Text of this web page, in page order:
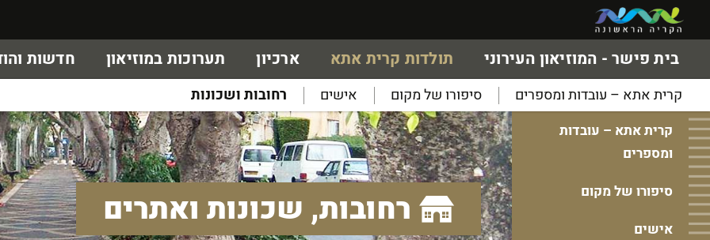
בית פישר - המוזיאון העירוני תולדות קרית אתא
קרית אתא – עובדות ומספרים סיפורו של מקום אישים רחובות ושכונות
ארכיון תערוכות במוזיאון חדשות
קרית אתא – עובדות
ומספרים
סיפורו של מקום
אישים
רחובות, שכונות ואתרים